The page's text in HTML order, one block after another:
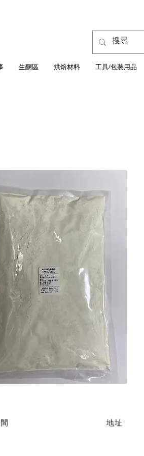
生酮區 烘焙材料 工具/包裝用品
地址